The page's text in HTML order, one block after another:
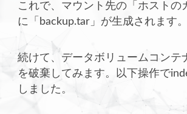
これで、マウント先の「ホストの
に「backup.tar」が生成されます。
続けて、データボリュームコンテ
を破棄してみます。以下操作で
しました。